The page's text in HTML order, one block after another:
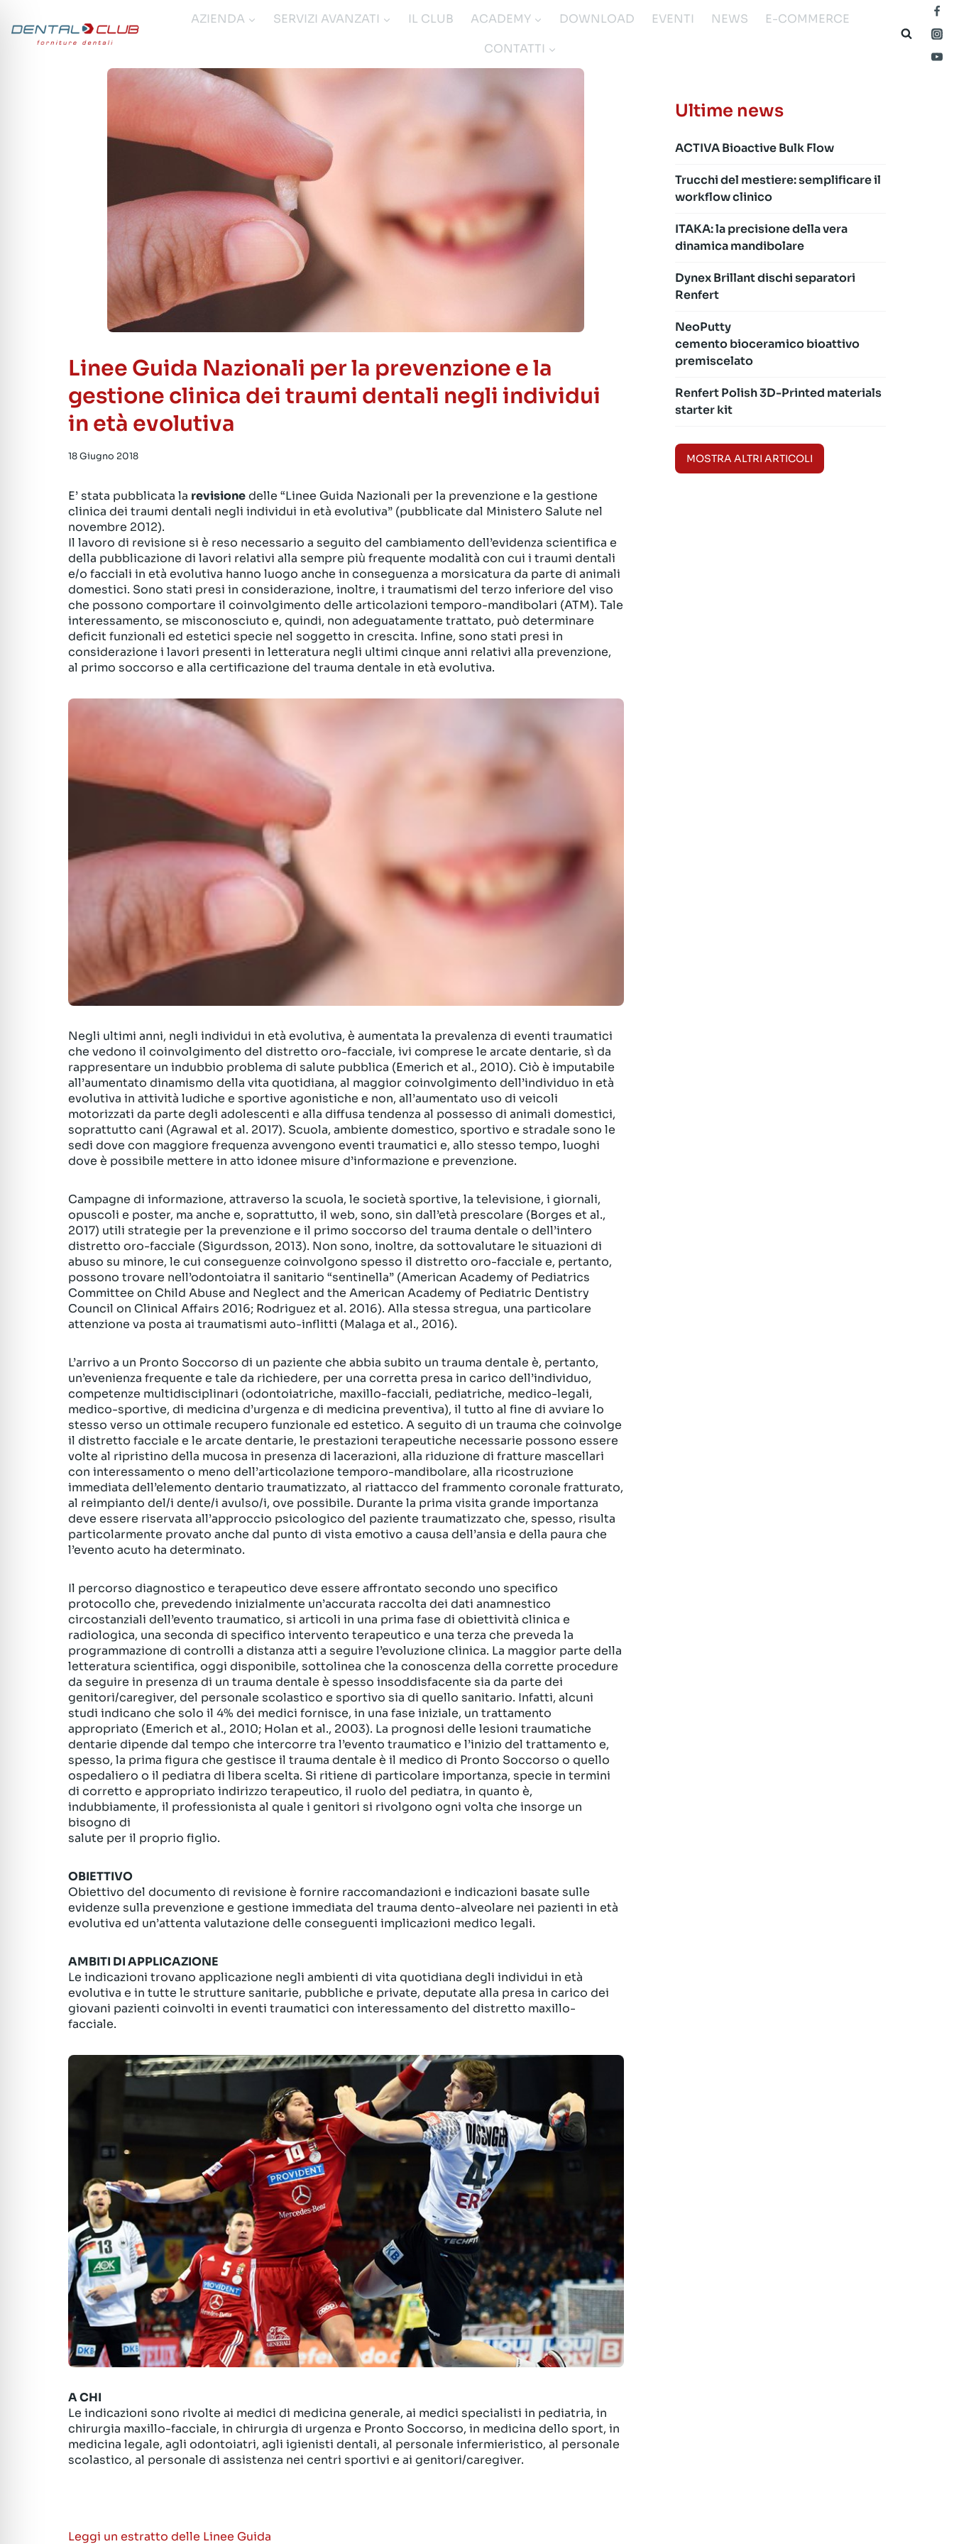
contenuto
AZIENDA SERVIZI AVANZATI IL CLUB ACADEMY DOWNLOAD EVENTI NEWS
E-COMMERCE
CONTATTI
Linee Guida Nazionali per la prevenzione e la
gestione clinica dei traumi dentali negli individui
in età evolutiva
18 Giugno 2018
E’ stata pubblicata la revisionedelle “Linee Guida Nazionali per la prevenzione e la gestione
clinica dei traumi dentali negli individui in età evolutiva” (pubblicate dal Ministero Salute nel
novembre 2012).
Il lavoro di revisione si è reso necessario a seguito del cambiamento dell’evidenza scientifica e
della pubblicazione di lavori relativi alla sempre più frequente modalità con cui i traumi dentali
e/o facciali in età evolutiva hanno luogo anche in conseguenza a morsicatura da parte di animali
domestici. Sono stati presi in considerazione, inoltre, i traumatismi del terzo inferiore del viso
che possono comportare il coinvolgimento delle articolazioni temporo-mandibolari (ATM). Tale
interessamento, se misconosciuto e, quindi, non adeguatamente trattato, può determinare
deficit funzionali ed estetici specie nel soggetto in crescita. Infine, sono stati presi in
considerazione i lavori presenti in letteratura negli ultimi cinque anni relativi alla prevenzione,
al primo soccorso e alla certificazione del trauma dentale in età evolutiva.
Negli ultimi anni, negli individui in età evolutiva, è aumentata la prevalenza di eventi traumatici
che vedono il coinvolgimento del distretto oro-facciale, ivi comprese le arcate dentarie, sì da
rappresentare un indubbio problema di salute pubblica (Emerich et al., 2010). Ciò è imputabile
all’aumentato dinamismo della vita quotidiana, al maggior coinvolgimento dell’individuo in età
evolutiva in attività ludiche e sportive agonistiche e non, all’aumentato uso di veicoli
motorizzati da parte degli adolescenti e alla diffusa tendenza al possesso di animali domestici,
soprattutto cani (Agrawal et al. 2017). Scuola, ambiente domestico, sportivo e stradale sono le
sedi dove con maggiore frequenza avvengono eventi traumatici e, allo stesso tempo, luoghi
dove è possibile mettere in atto idonee misure d’informazione e prevenzione.
Campagne di informazione, attraverso la scuola, le società sportive, la televisione, i giornali,
opuscoli e poster, ma anche e, soprattutto, il web, sono, sin dall’età prescolare (Borges et al.,
2017) utili strategie per la prevenzione e il primo soccorso del trauma dentale o dell’intero
distretto oro-facciale (Sigurdsson, 2013). Non sono, inoltre, da sottovalutare le situazioni di
abuso su minore, le cui conseguenze coinvolgono spesso il distretto oro-facciale e, pertanto,
possono trovare nell’odontoiatra il sanitario “sentinella” (American Academy of Pediatrics
Committee on Child Abuse and Neglect and the American Academy of Pediatric Dentistry
Council on Clinical Affairs 2016; Rodriguez et al. 2016). Alla stessa stregua, una particolare
attenzione va posta ai traumatismi auto-inflitti (Malaga et al., 2016).
L’arrivo a un Pronto Soccorso di un paziente che abbia subito un trauma dentale è, pertanto,
un’evenienza frequente e tale da richiedere, per una corretta presa in carico dell’individuo,
competenze multidisciplinari (odontoiatriche, maxillo-facciali, pediatriche, medico-legali,
medico-sportive, di medicina d’urgenza e di medicina preventiva), il tutto al fine di avviare lo
stesso verso un ottimale recupero funzionale ed estetico. A seguito di un trauma che coinvolge
il distretto facciale e le arcate dentarie, le prestazioni terapeutiche necessarie possono essere
volte al ripristino della mucosa in presenza di lacerazioni, alla riduzione di fratture mascellari
con interessamento o meno dell’articolazione temporo-mandibolare, alla ricostruzione
immediata dell’elemento dentario traumatizzato, al riattacco del frammento coronale fratturato,
al reimpianto del/i dente/i avulso/i, ove possibile. Durante la prima visita grande importanza
deve essere riservata all’approccio psicologico del paziente traumatizzato che, spesso, risulta
particolarmente provato anche dal punto di vista emotivo a causa dell’ansia e della paura che
l’evento acuto ha determinato.
Il percorso diagnostico e terapeutico deve essere affrontato secondo uno specifico
protocollo che, prevedendo inizialmente un’accurata raccolta dei dati anamnestico
circostanziali dell’evento traumatico, si articoli in una prima fase di obiettività clinica e
radiologica, una seconda di specifico intervento terapeutico e una terza che preveda la
programmazione di controlli a distanza atti a seguire l’evoluzione clinica. La maggior parte della
letteratura scientifica, oggi disponibile, sottolinea che la conoscenza della corrette procedure
da seguire in presenza di un trauma dentale è spesso insoddisfacente sia da parte dei
genitori/caregiver, del personale scolastico e sportivo sia di quello sanitario. Infatti, alcuni
studi indicano che solo il 4% dei medici fornisce, in una fase iniziale, un trattamento
appropriato (Emerich et al., 2010; Holan et al., 2003). La prognosi delle lesioni traumatiche
dentarie dipende dal tempo che intercorre tra l’evento traumatico e l’inizio del trattamento e,
spesso, la prima figura che gestisce il trauma dentale è il medico di Pronto Soccorso o quello
ospedaliero o il pediatra di libera scelta. Si ritiene di particolare importanza, specie in termini
di corretto e appropriato indirizzo terapeutico, il ruolo del pediatra, in quanto è,
indubbiamente, il professionista al quale i genitori si rivolgono ogni volta che insorge un
bisogno di
salute per il proprio figlio.
OBIETTIVO
Obiettivo del documento di revisione è fornire raccomandazioni e indicazioni basate sulle
evidenze sulla prevenzione e gestione immediata del trauma dento-alveolare nei pazienti in età
evolutiva ed un’attenta valutazione delle conseguenti implicazioni medico legali.
AMBITI DI APPLICAZIONE
Le indicazioni trovano applicazione negli ambienti di vita quotidiana degli individui in età
evolutiva e in tutte le strutture sanitarie, pubbliche e private, deputate alla presa in carico dei
giovani pazienti coinvolti in eventi traumatici con interessamento del distretto maxillo-
facciale.
A CHI
Le indicazioni sono rivolte ai medici di medicina generale, ai medici specialisti in pediatria, in
chirurgia maxillo-facciale, in chirurgia di urgenza e Pronto Soccorso, in medicina dello sport, in
medicina legale, agli odontoiatri, agli igienisti dentali, al personale infermieristico, al personale
scolastico, al personale di assistenza nei centri sportivi e ai genitori/caregiver.
Leggi un estratto delle Linee Guida
Ultime news
ACTIVA Bioactive Bulk Flow
Trucchi del mestiere: semplificare il
workflow clinico
ITAKA: la precisione della vera
dinamica mandibolare
Dynex Brillant dischi separatori
Renfert
NeoPutty
cemento bioceramico bioattivo
premiscelato
Renfert Polish 3D-Printed materials
starter kit
MOSTRA ALTRI ARTICOLI